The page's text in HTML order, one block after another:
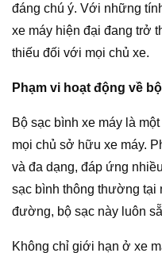
đáng chú ý. Với những
xe máy hiện đại đang trở
thiếu đối với mọi chủ xe.
Phạm vi hoạt động về
Bộ sạc bình xe máy là
mọi chủ sở hữu xe máy.
và đa dạng, đáp ứng
sạc bình thông thường tại
đường, bộ sạc này luôn
Không chỉ giới hạn ở xe